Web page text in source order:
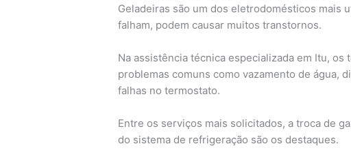
Geladeiras são um dos eletrodomésticos mais
falham, podem causar muitos transtornos.
Na assistência técnica especializada em Itu,
problemas comuns como vazamento de água,
falhas no termostato.
Entre os serviços mais solicitados, a troca de
do sistema de refrigeração são os destaques.